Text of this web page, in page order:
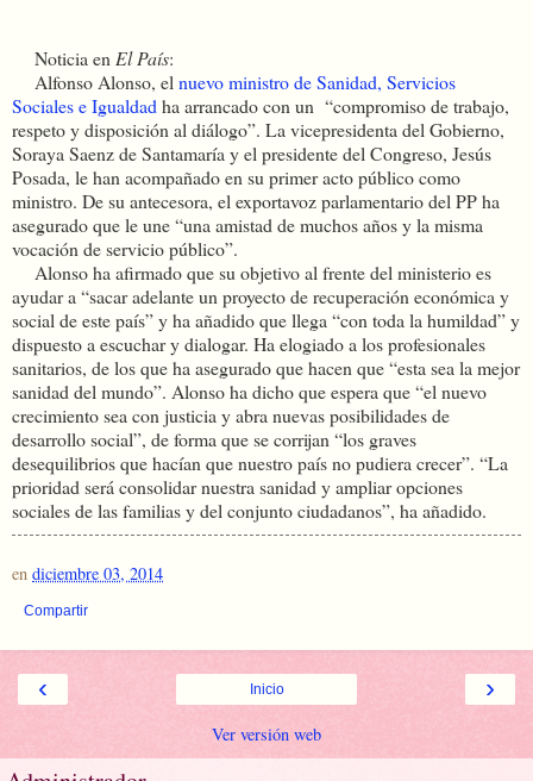
Noticia en El País:
Alfonso Alonso, el nuevo ministro de Sanidad, Servicios
Sociales e Igualdad ha arrancado con un “compromiso de trabajo,
respeto y disposición al diálogo”. La vicepresidenta del Gobierno,
Soraya Saenz de Santamaría y el presidente del Congreso, Jesús
Posada, le han acompañado en su primer acto público como
ministro. De su antecesora, el exportavoz parlamentario del PP ha
asegurado que le une “una amistad de muchos años y la misma
vocación de servicio público”.
Alonso ha afirmado que su objetivo al frente del ministerio es
ayudar a “sacar adelante un proyecto de recuperación económica y
social de este país” y ha añadido que llega “con toda la humildad” y
dispuesto a escuchar y dialogar. Ha elogiado a los profesionales
sanitarios, de los que ha asegurado que hacen que “esta sea la mejor
sanidad del mundo”. Alonso ha dicho que espera que “el nuevo
crecimiento sea con justicia y abra nuevas posibilidades de
desarrollo social”, de forma que se corrijan “los graves
desequilibrios que hacían que nuestro país no pudiera crecer”. “La
prioridad será consolidar nuestra sanidad y ampliar opciones
sociales de las familias y del conjunto ciudadanos”, ha añadido.
en diciembre 03, 2014
Compartir
‹ ›
Inicio
Ver versión web